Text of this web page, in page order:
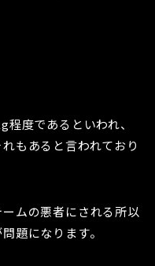
度であるといわれ、
もあると言われており
ムの悪者にされる所以
題になります。